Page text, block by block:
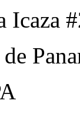
Icaza